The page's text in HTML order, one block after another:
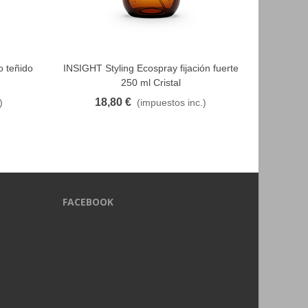
teñido FAVORITO
INSIGHT Styling Ecospray fijación fuerte
250 ml Cristal
18,80 € (impuestos inc.)
FACEBOOK